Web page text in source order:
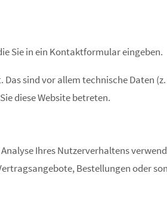
Sie in ein Kontaktformular eingeben.
sind vor allem technische Daten (z.
diese Website betreten.
Ihres Nutzerverhaltens
Bestellungen oder